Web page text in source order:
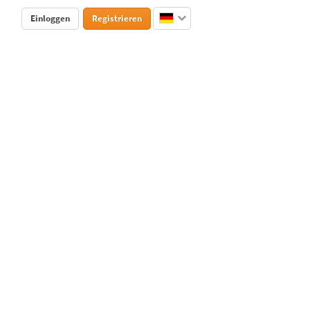
Einloggen Registrieren